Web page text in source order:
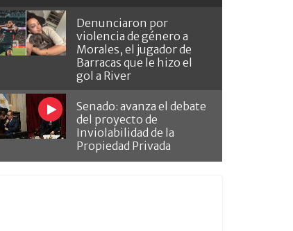
Denunciaron por
violencia de género a
Morales, el jugador de
Barracas que le hizo el
gol a River
Senado: avanza el debate
del proyecto de
Inviolabilidad de la
Propiedad Privada